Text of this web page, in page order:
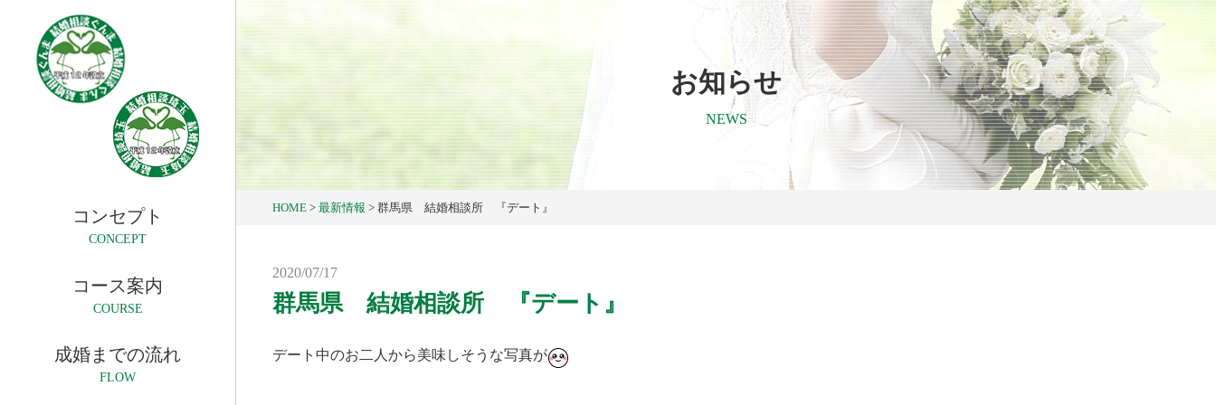
コンセプト
CONCEPT
コース案内
COURSE
成婚までの流れ
FLOW
お知らせ
NEWS
HOME > 最新情報 > 群馬県 結婚相談所 『デート』
2020/07/17
群馬県 結婚相談所 『デート』
デート中のお二人から美味しそうな写真が